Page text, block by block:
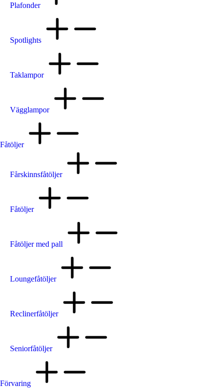
Plafonder
Spotlights
Taklampor
Vägglampor
Fåtöljer
Fårskinnsfåtöljer
Fåtöljer
Fåtöljer med pall
Loungefåtöljer
Reclinerfåtöljer
Seniorfåtöljer
Förvaring